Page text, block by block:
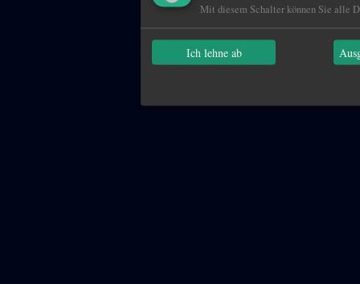
Mit diesem Schalter können Sie alle
Ich lehne ab